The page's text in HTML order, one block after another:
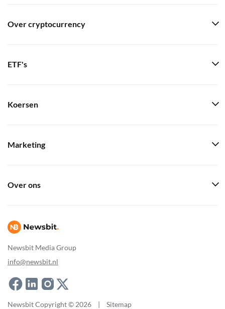
Newsbit Media Group
info@newsbit.nl
Over cryptocurrency
ETF's
Koersen
Marketing
Over ons
Newsbit Copyright © 2026 | Sitemap